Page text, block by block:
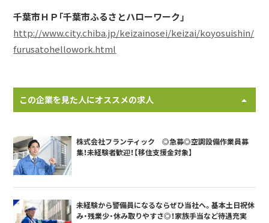
千葉市ＨＰ「千葉市ふるさとハローワーク」
http://www.city.chiba.jp/keizainosei/keizai/koyosuishin/
furusatohellowork.html
この企業を見た人にオススメの求人
株式会社フランティック ◎急募◎空調設備作業員募
集！未経験者歓迎！【移住支援金対象】
未経験から警備員になるならぜひ当社へ。基本土日祝休
み・残業少・休み取りやすさ◎！家族手当など待遇充実